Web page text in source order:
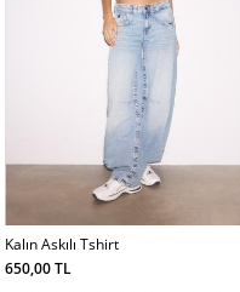
Kalın Askılı Tshirt
650,00 TL